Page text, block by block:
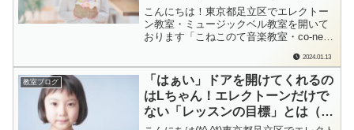
マス1曲チャレンジ2023 Movie
shooting day-21
こんにちは！東京都足立区でエレクトー
ン教室・ミュージックベル教室を開いて
おります「こねこのて音楽教室・co-neko
エレクトーン弾きさんでも、なかなかこ
の操作に出会うこと、ないかも！？とて
も複雑な操作をバッチリと演奏中にクリ
アしてくださって。本当に素敵な演奏、
あり...
2024.01.13
教室ブログ
「はぁい」ドアを開けてくれるの
はLちゃん！エレクトーンだけで
ない「レッスンの目標」とは（L
ちゃん、小3、エレクトーン出張